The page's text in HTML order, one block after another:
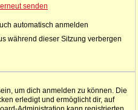
senden
automatisch anmelden
während dieser Sitzung verbergen
um dich anmelden zu können. Die
erledigt und ermöglicht dir, auf